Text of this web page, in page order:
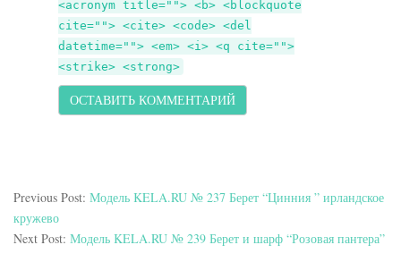
<acronym title=""> <b> <blockquote
cite=""> <cite> <code> <del
datetime=""> <em> <i> <q cite="">
<strike> <strong>
Previous Post: Модель KELA.RU № 237 Берет “Цинния ” ирландское
кружево
Next Post: Модель KELA.RU № 239 Берет и шарф “Розовая пантера”